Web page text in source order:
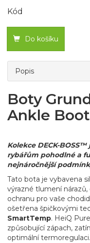
Kód
Do košíku
Popis
Boty
Ankle Boot
Kolekce DECK-
rybářům pohodlné a
nejnáročnější
Tato bota je vybavena
výrazné tlumení
ochranu pro vaše
ošetřena špičkovými
SmartTemp. HeiQ
způsobující zápach,
optimální termoregulaci.